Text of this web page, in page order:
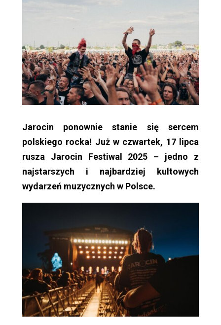
Jarocin ponownie stanie się sercem
polskiego rocka! Już w czwartek, 17 lipca
rusza Jarocin Festiwal 2025 – jedno z
najstarszych i najbardziej kultowych
wydarzeń muzycznych w Polsce.